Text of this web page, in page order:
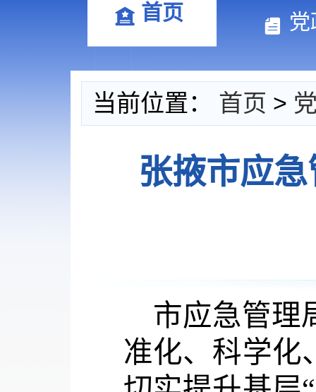
首页 党
当前位置： 首页 >
张掖市应
市应急管理
准化、科学化